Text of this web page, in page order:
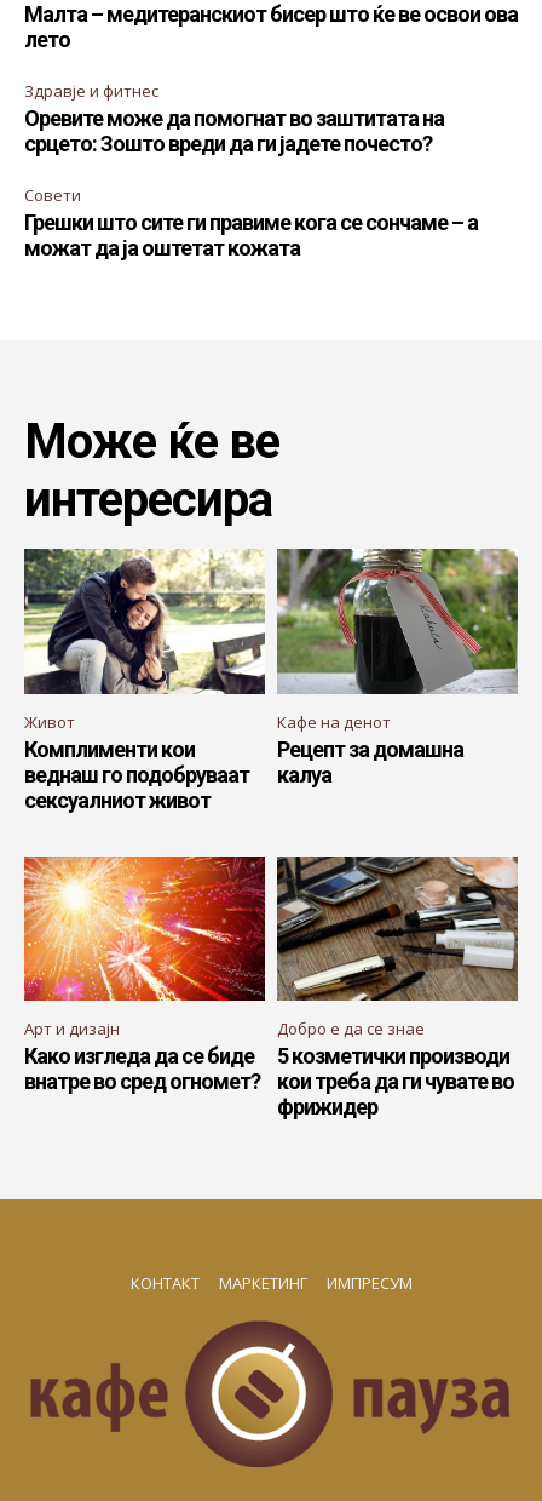
Малта – медитеранскиот бисер што ќе ве освои ова
лето
Здравје и фитнес
Оревите може да помогнат во заштитата на
срцето: Зошто вреди да ги јадете почесто?
Совети
Грешки што сите ги правиме кога се сончаме – а
можат да ја оштетат кожата
Може ќе ве
интересира
Живот
Комплименти кои
веднаш го подобруваат
сексуалниот живот
Кафе на денот
Рецепт за домашна
калуа
Арт и дизајн
Како изгледа да се биде
внатре во сред огномет?
Добро е да се знае
5 козметички производи
кои треба да ги чувате во
фрижидер
КОНТАКТ МАРКЕТИНГ ИМПРЕСУМ